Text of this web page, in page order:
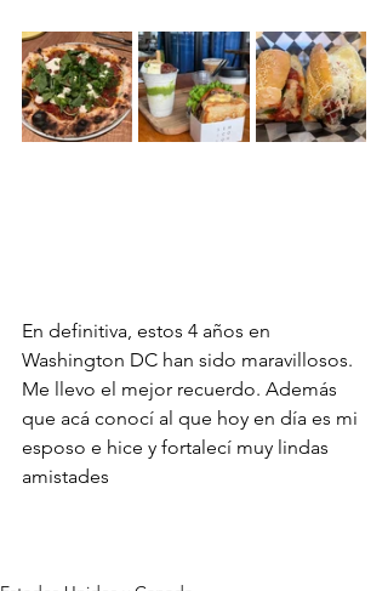
En definitiva, estos 4 años en
Washington DC han sido maravillosos.
Me llevo el mejor recuerdo. Además
que acá conocí al que hoy en día es mi
esposo e hice y fortalecí muy lindas
amistades